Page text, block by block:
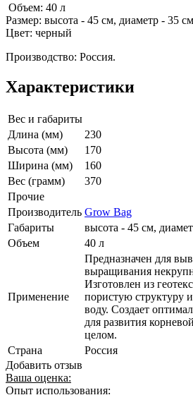
Объем: 40 л
Размер: высота - 45 см, диаметр - 35 см
Цвет: черный
Производство: Россия.
Характеристики
Вес и габариты
Длина (мм)
230
Высота (мм)
170
Ширина (мм)
160
Вес (грамм)
370
Прочие
Производитель Grow Bag
Габариты
высота - 45 см,
Объем
40 л
Применение
Предназначен для
выращивания
Изготовлен из
пористую структуру
воду. Создает
для развития
целом.
Страна
Россия
Добавить отзыв
Ваша оценка:
Опыт использования: